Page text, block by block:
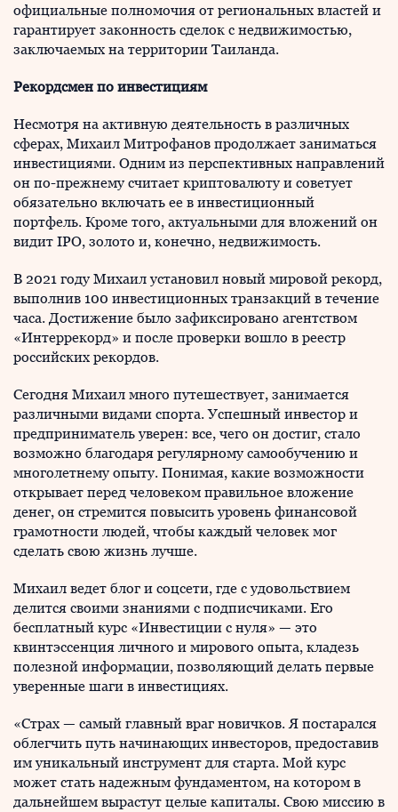
официальные полномочия от региональных властей и
гарантирует законность сделок с недвижимостью,
заключаемых на территории Таиланда.
Рекордсмен по инвестициям
Несмотря на активную деятельность в различных
сферах, Михаил Митрофанов продолжает заниматься
инвестициями. Одним из перспективных направлений
он по-прежнему считает криптовалюту и советует
обязательно включать ее в инвестиционный
портфель. Кроме того, актуальными для вложений он
видит IPO, золото и, конечно, недвижимость.
В 2021 году Михаил установил новый мировой рекорд,
выполнив 100 инвестиционных транзакций в течение
часа. Достижение было зафиксировано агентством
«Интеррекорд» и после проверки вошло в реестр
российских рекордов.
Сегодня Михаил много путешествует, занимается
различными видами спорта. Успешный инвестор и
предприниматель уверен: все, чего он достиг, стало
возможно благодаря регулярному самообучению и
многолетнему опыту. Понимая, какие возможности
открывает перед человеком правильное вложение
денег, он стремится повысить уровень финансовой
грамотности людей, чтобы каждый человек мог
сделать свою жизнь лучше.
Михаил ведет блог и соцсети, где с удовольствием
делится своими знаниями с подписчиками. Его
бесплатный курс «Инвестиции с нуля» — это
квинтэссенция личного и мирового опыта, кладезь
полезной информации, позволяющий делать первые
уверенные шаги в инвестициях.
«Страх — самый главный враг новичков. Я постарался
облегчить путь начинающих инвесторов, предоставив
им уникальный инструмент для старта. Мой курс
может стать надежным фундаментом, на котором в
дальнейшем вырастут целые капиталы. Свою миссию в